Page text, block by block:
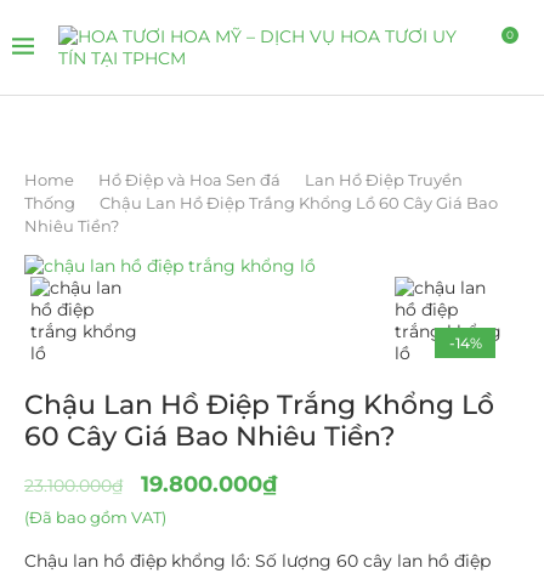
0
Home Hồ Điệp và Hoa Sen đá
Lan Hồ Điệp Truyền
Thống
Chậu Lan Hồ Điệp Trắng Khổng Lồ 60 Cây Giá Bao
Nhiêu Tiền?
-14%
Chậu Lan Hồ Điệp Trắng Khổng Lồ
60 Cây Giá Bao Nhiêu Tiền?
23.100.000₫ 19.800.000₫
(Đã bao gồm VAT)
Chậu lan hồ điệp khổng lồ: Số lượng 60 cây lan hồ điệp